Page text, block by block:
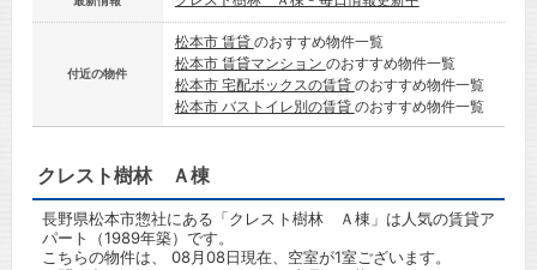
付近の物件
松本市 賃貸 のおすすめ物件一覧
松本市 賃貸マンション のおすすめ物件一覧
松本市 宅配ボックスの賃貸 のおすすめ物件一覧
松本市 バストイレ別の賃貸 のおすすめ物件一覧
クレスト樹林 Ａ棟
長野県松本市惣社にある「クレスト樹林 Ａ棟」は人気の賃貸ア
パート（1989年築）です。
こちらの物件は、 08月08日現在、空室が1室ございます。